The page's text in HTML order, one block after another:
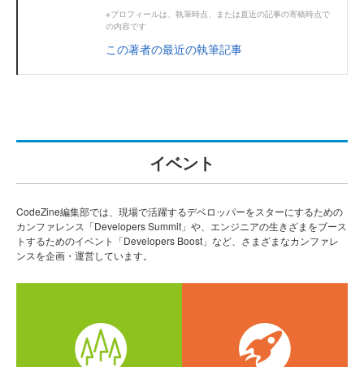
※プロフィールは、執筆時点、または直近の記事の寄稿時点で
の内容です
この著者の最近の執筆記事
イベント
CodeZine編集部では、現場で活躍するデベロッパーをスターにするための
カンファレンス「Developers Summit」や、エンジニアの生きざまをブース
トするためのイベント「Developers Boost」など、さまざまなカンファレ
ンスを企画・運営しています。